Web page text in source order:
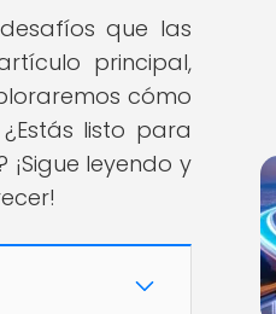
que las
principal,
cómo
listo para
leyendo y